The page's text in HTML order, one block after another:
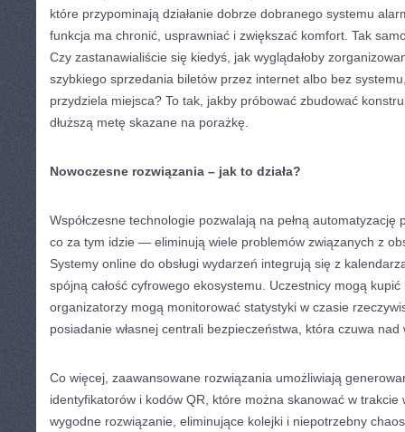
które przypominają działanie dobrze dobranego systemu
funkcja ma chronić, usprawniać i zwiększać komfort. Tak
Czy zastanawialiście się kiedyś, jak wyglądałoby
szybkiego sprzedania biletów przez internet albo bez
przydziela miejsca? To tak, jakby próbować zbudować
dłuższą metę skazane na porażkę.
Nowoczesne rozwiązania – jak to działa?
Współczesne technologie pozwalają na pełną automatyzację
co za tym idzie — eliminują wiele problemów związanych z
Systemy online do obsługi wydarzeń integrują się z
spójną całość cyfrowego ekosystemu. Uczestnicy mogą
organizatorzy mogą monitorować statystyki w czasie
posiadanie własnej centrali bezpieczeństwa, która czuwa nad
Co więcej, zaawansowane rozwiązania umożliwiają
identyfikatorów i kodów QR, które można skanować w
wygodne rozwiązanie, eliminujące kolejki i niepotrzebny